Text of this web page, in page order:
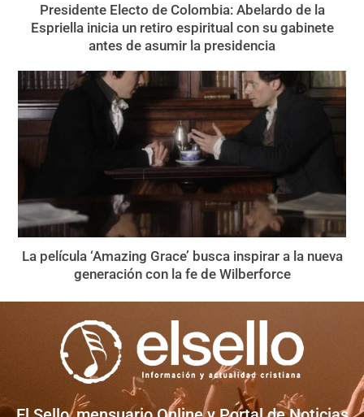
Presidente Electo de Colombia: Abelardo de la
Espriella inicia un retiro espiritual con su gabinete
antes de asumir la presidencia
La película ‘Amazing Grace’ busca inspirar a la nueva
generación con la fe de Wilberforce